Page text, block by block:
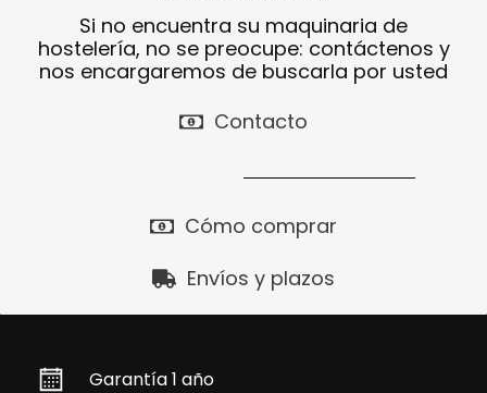
Si no encuentra su maquinaria de
hostelería, no se preocupe: contáctenos y
nos encargaremos de buscarla por usted
Contacto
Cómo comprar
Envíos y plazos
Garantía 1 año